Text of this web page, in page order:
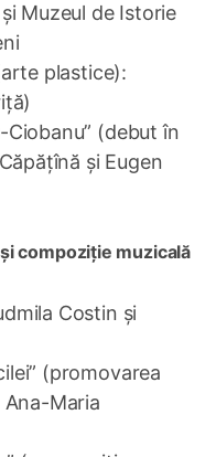
Muzeul de Istorie
plastice):
Ciobanu” (debut în
și Eugen
compoziție muzicală
Costin și
(promovarea
Maria